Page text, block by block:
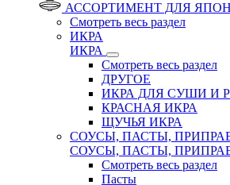
АССОРТИМЕНТ ДЛЯ
Смотреть весь раздел
ИКРА
ИКРА
Смотреть весь раздел
ДРУГОЕ
ИКРА ДЛЯ СУШИ И
КРАСНАЯ ИКРА
ЩУЧЬЯ ИКРА
СОУСЫ, ПАСТЫ,
СОУСЫ, ПАСТЫ,
Смотреть весь раздел
Пасты